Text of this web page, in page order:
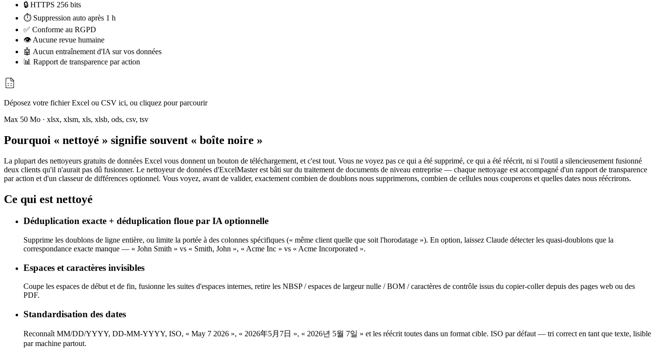
🔒 HTTPS 256 bits
⏱ Suppression auto après 1 h
✅ Conforme au RGPD
👁 Aucune revue humaine
🤖 Aucun entraînement d'IA sur vos données
📊 Rapport de transparence par action
Déposez votre fichier Excel ou CSV ici, ou cliquez pour parcourir
Max 50 Mo · xlsx, xlsm, xls, xlsb, ods, csv, tsv
Pourquoi « nettoyé » signifie souvent « boîte noire »
La plupart des nettoyeurs gratuits de données Excel vous donnent un bouton de téléchargement, et c'est tout. Vous ne voyez pas ce qui a été supprimé, ce qui a été réécrit, ni si l'outil a silencieusement fusionné
deux clients qu'il n'aurait pas dû fusionner. Le nettoyeur de données d'ExcelMaster est bâti sur du traitement de documents de niveau entreprise — chaque nettoyage est accompagné d'un rapport de transparence
par action et d'un classeur de différences optionnel. Vous voyez, avant de valider, exactement combien de doublons nous supprimerons, combien de cellules nous couperons et quelles dates nous réécrirons.
Ce qui est nettoyé
Déduplication exacte + déduplication floue par IA optionnelle
Supprime les doublons de ligne entière, ou limite la portée à des colonnes spécifiques (« même client quelle que soit l'horodatage »). En option, laissez Claude détecter les quasi-doublons que la
correspondance exacte manque — « John Smith » vs « Smith, John », « Acme Inc » vs « Acme Incorporated ».
Espaces et caractères invisibles
Coupe les espaces de début et de fin, fusionne les suites d'espaces internes, retire les NBSP / espaces de largeur nulle / BOM / caractères de contrôle issus du copier-coller depuis des pages web ou des
PDF.
Standardisation des dates
Reconnaît MM/DD/YYYY, DD-MM-YYYY, ISO, « May 7 2026 », « 2026年5月7日 », « 2026년 5월 7일 » et les réécrit toutes dans un format cible. ISO par défaut — tri correct en tant que texte, lisible
par machine partout.